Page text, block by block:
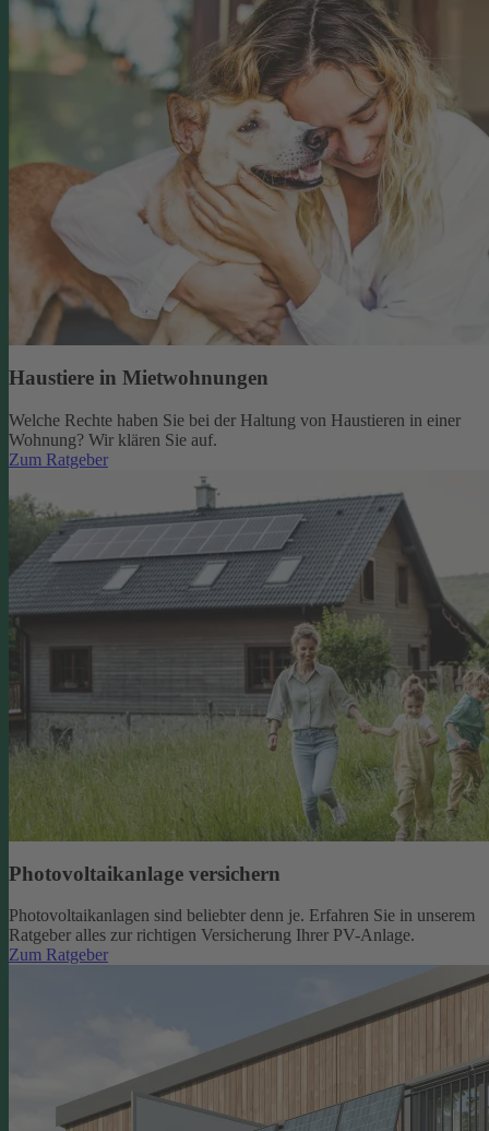
Haustiere in Mietwohnungen
Welche Rechte haben Sie bei der Haltung von Haustieren in einer
Wohnung? Wir klären Sie auf.
Zum Ratgeber
Photovoltaikanlage versichern
Photovoltaikanlagen sind beliebter denn je. Erfahren Sie in unserem
Ratgeber alles zur richtigen Versicherung Ihrer PV-Anlage.
Zum Ratgeber